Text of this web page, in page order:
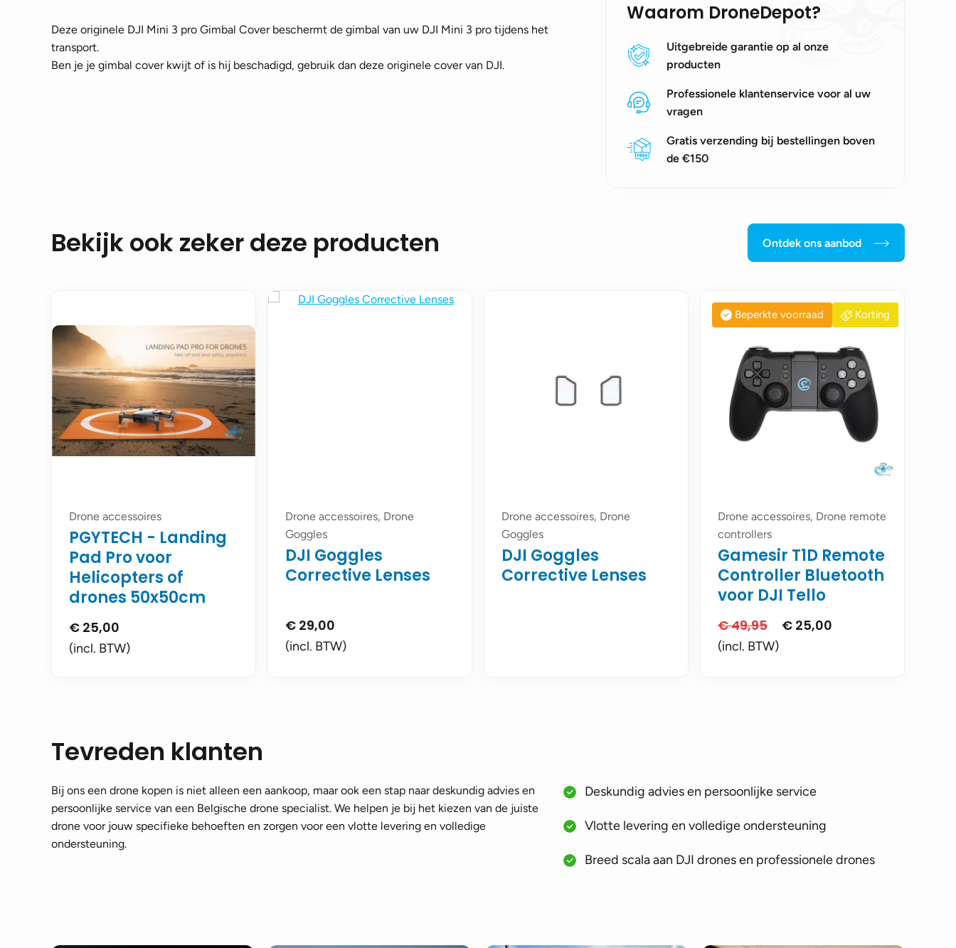
Deze originele DJI Mini 3 pro Gimbal Cover beschermt de gimbal van uw DJI Mini 3 pro tijdens het
transport.
Ben je je gimbal cover kwijt of is hij beschadigd, gebruik dan deze originele cover van DJI.
Waarom DroneDepot?
Uitgebreide garantie op al onze
producten
Professionele klantenservice voor al uw
vragen
Gratis verzending bij bestellingen boven
de €150
Bekijk ook zeker deze producten Ontdek ons aanbod
Drone accessoires
PGYTECH - Landing
Pad Pro voor
Helicopters of
drones 50x50cm
€ 25,00
(incl. BTW)
Drone accessoires, Drone
Goggles
DJI Goggles
Corrective Lenses
€ 29,00
(incl. BTW)
Drone accessoires, Drone
Goggles
DJI Goggles
Corrective Lenses
Beperkte voorraad Korting
Drone accessoires, Drone remote
controllers
Gamesir T1D Remote
Controller Bluetooth
voor DJI Tello
€49,95
Oorspronkelijke
€ 25,00
(incl. BTW)
Tevreden klanten
Bij ons een drone kopen is niet alleen een aankoop, maar ook een stap naar deskundig advies en
persoonlijke service van een Belgische drone specialist. We helpen je bij het kiezen van de juiste
drone voor jouw specifieke behoeften en zorgen voor een vlotte levering en volledige
ondersteuning.
Deskundig advies en persoonlijke service
Vlotte levering en volledige ondersteuning
Breed scala aan DJI drones en professionele drones